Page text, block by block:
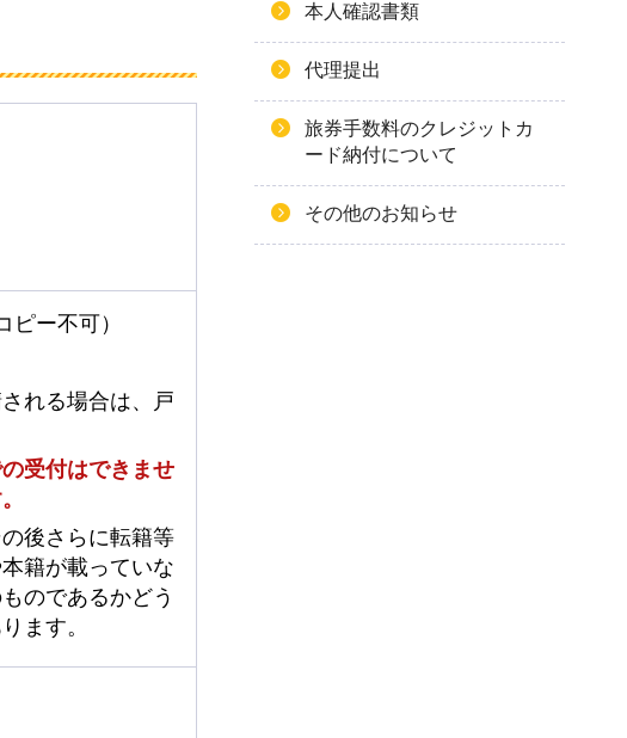
ー不可）
れる場合は、戸
受付はできませ
後さらに転籍等
籍が載っていな
のであるかどう
ます。
本人確認書類
代理提出
旅券手数料のクレジットカ
ード納付について
その他のお知らせ